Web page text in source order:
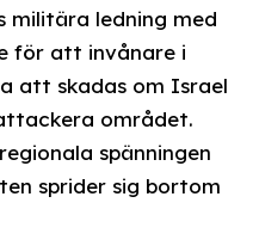
militära ledning med
för att invånare i
att skadas om Israel
området.
spänningen
sprider sig bortom